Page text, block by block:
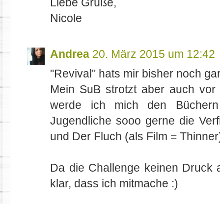
Nicole
Andrea 20. März 2015 um 12:42
"Revival" hats mir bisher noch
Mein SuB strotzt aber auch
werde ich mich den
Jugendliche sooo gerne die
und Der Fluch (als Film =
Da die Challenge keinen Druck
klar, dass ich mitmache :)